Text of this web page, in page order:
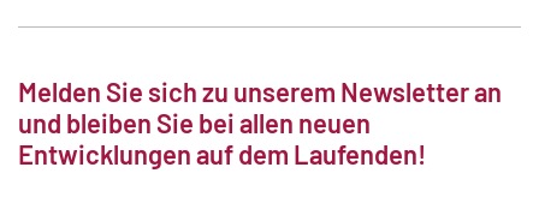
Melden Sie sich zu unserem Newsletter an
und bleiben Sie bei allen neuen
Entwicklungen auf dem Laufenden!